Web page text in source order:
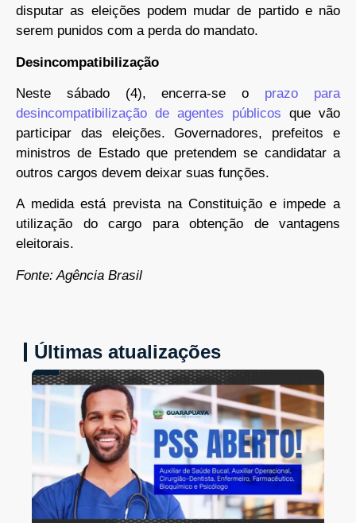
disputar as eleições podem mudar de partido e não
serem punidos com a perda do mandato.
Desincompatibilização
Neste sábado (4), encerra-se o prazo para
desincompatibilização de agentes públicos que vão
participar das eleições. Governadores, prefeitos e
ministros de Estado que pretendem se candidatar a
outros cargos devem deixar suas funções.
A medida está prevista na Constituição e impede a
utilização do cargo para obtenção de vantagens
eleitorais.
Fonte: Agência Brasil
Últimas atualizações